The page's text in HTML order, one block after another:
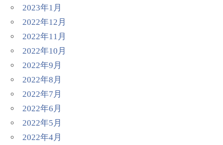
2023年1月
2022年12月
2022年11月
2022年10月
2022年9月
2022年8月
2022年7月
2022年6月
2022年5月
2022年4月